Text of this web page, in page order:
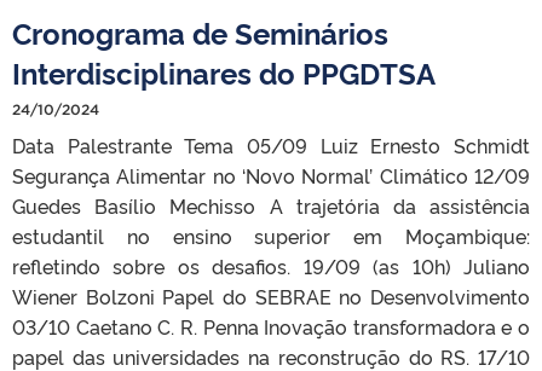
Cronograma de Seminários
Interdisciplinares do PPGDTSA
24/10/2024
Data Palestrante Tema 05/09 Luiz Ernesto Schmidt
Segurança Alimentar no ‘Novo Normal’ Climático 12/09
Guedes Basílio Mechisso A trajetória da assistência
estudantil no ensino superior em Moçambique:
refletindo sobre os desafios. 19/09 (as 10h) Juliano
Wiener Bolzoni Papel do SEBRAE no Desenvolvimento
03/10 Caetano C. R. Penna Inovação transformadora e o
papel das universidades na reconstrução do RS. 17/10